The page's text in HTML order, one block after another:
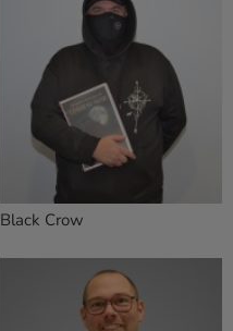
Black Crow